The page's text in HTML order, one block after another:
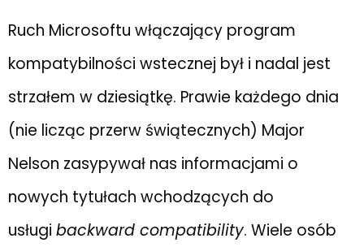
Ruch Microsoftu włączający program
kompatybilności wstecznej był i nadal jest
strzałem w dziesiątkę. Prawie każdego dnia
(nie licząc przerw świątecznych) Major
Nelson zasypywał nas informacjami o
nowych tytułach wchodzących do
usługi backward compatibility. Wiele osób